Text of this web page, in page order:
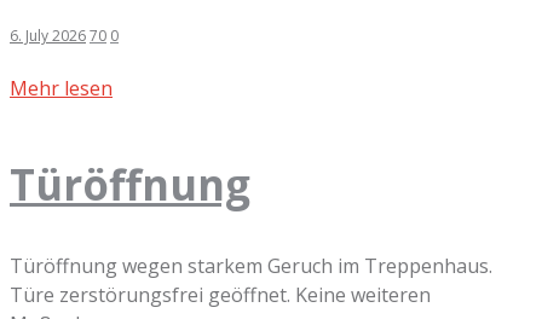
6. July 202670 0
Mehr lesen
Türöffnung
Türöffnung wegen starkem Geruch im Treppenhaus.
Türe zerstörungsfrei geöffnet. Keine weiteren